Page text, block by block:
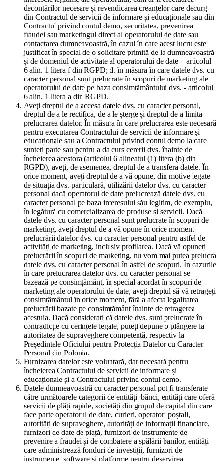
decontărilor necesare și revendicarea creanțelor care decurg
din Contractul de servicii de informare și educaționale sau din
Contractul privind contul demo, securitatea, prevenirea
fraudei sau marketingul direct al operatorului de date sau
contactarea dumneavoastră, în cazul în care acest lucru este
justificat în special de o solicitare primită de la dumneavoastră
și de domeniul de activitate al operatorului de date – articolul
6 alin. 1 litera f din RGPD; d. în măsura în care datele dvs. cu
caracter personal sunt prelucrate în scopuri de marketing ale
operatorului de date pe baza consimțământului dvs. - articolul
6 alin. 1 litera a din RGPD.
Aveți dreptul de a accesa datele dvs. cu caracter personal,
dreptul de a le rectifica, de a le șterge și dreptul de a limita
prelucrarea datelor. În măsura în care prelucrarea este necesară
pentru executarea Contractului de servicii de informare și
educaționale sau a Contractului privind contul demo la care
sunteți parte sau pentru a da curs cererii dvs. înainte de
încheierea acestora (articolul 6 alineatul (1) litera (b) din
RGPD), aveți, de asemenea, dreptul de a transfera datele. În
orice moment, aveți dreptul de a vă opune, din motive legate
de situația dvs. particulară, utilizării datelor dvs. cu caracter
personal dacă operatorul de date prelucrează datele dvs. cu
caracter personal pe baza interesului său legitim, de exemplu,
în legătură cu comercializarea de produse și servicii. Dacă
datele dvs. cu caracter personal sunt prelucrate în scopuri de
marketing, aveți dreptul de a vă opune în orice moment
prelucrării datelor dvs. cu caracter personal pentru astfel de
activități de marketing, inclusiv profilarea. Dacă vă opuneți
prelucrării în scopuri de marketing, nu vom mai putea prelucra
datele dvs. cu caracter personal în astfel de scopuri. În cazurile
în care prelucrarea datelor dvs. cu caracter personal se
bazează pe consimțământ, în special acordat în scopuri de
marketing ale operatorului de date, aveți dreptul să vă retrageți
consimțământul în orice moment, fără a afecta legalitatea
prelucrării bazate pe consimțământ înainte de retragerea
acestuia. Dacă considerați că datele dvs. sunt prelucrate în
contradicție cu cerințele legale, puteți depune o plângere la
autoritatea de supraveghere competentă, respectiv la
Președintele Oficiului pentru Protecția Datelor cu Caracter
Personal din Polonia.
Furnizarea datelor este voluntară, dar necesară pentru
încheierea Contractului de servicii de informare și
educaționale și a Contractului privind contul demo.
Datele dumneavoastră cu caracter personal pot fi transferate
către următoarele categorii de entități: bănci, entități care oferă
servicii de plăți rapide, societăți din grupul de capital din care
face parte operatorul de date, curieri, operatori poștali,
autorități de supraveghere, autorități de informații financiare,
furnizori de date de piață, furnizori de instrumente de
prevenire a fraudei și de combatere a spălării banilor, entități
care administrează fonduri de investiții, furnizori de
instrumente, software și platforme pentru deservirea